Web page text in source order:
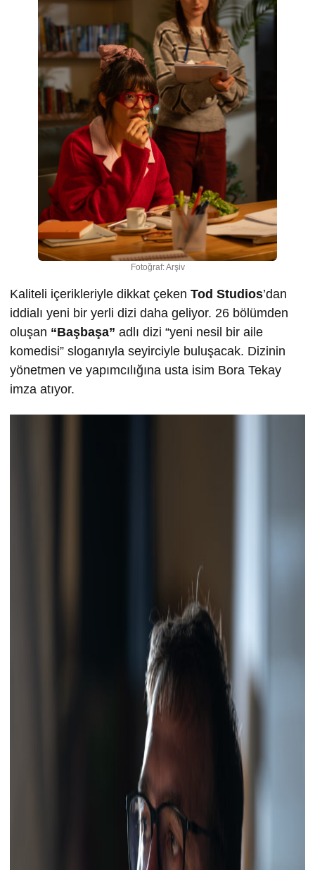
Fotoğraf: Arşiv
Kaliteli içerikleriyle dikkat çeken Tod Studios’dan
iddialı yeni bir yerli dizi daha geliyor. 26 bölümden
oluşan “Başbaşa” adlı dizi “yeni nesil bir aile
komedisi” sloganıyla seyirciyle buluşacak. Dizinin
yönetmen ve yapımcılığına usta isim Bora Tekay
imza atıyor.